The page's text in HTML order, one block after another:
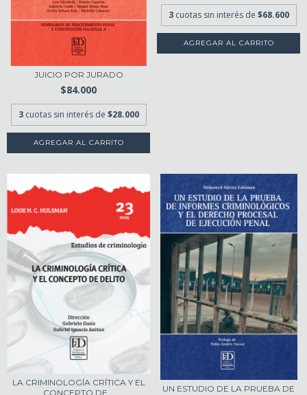
JUICIO POR JURADO
$84.000
3 cuotas sin interés de $28.000
3 cuotas sin interés de $68.600
LA CRIMINOLOGÍA CRÍTICA Y EL
CONCEPTO DE...
UN ESTUDIO DE LA PRUEBA DE